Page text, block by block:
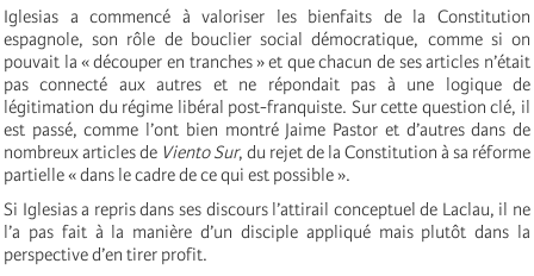
Iglesias a commencé à valoriser les bienfaits de la Constitution
espagnole, son rôle de bouclier social démocratique, comme si on
pouvait la « découper en tranches » et que chacun de ses articles n’était
pas connecté aux autres et ne répondait pas à une logique de
légitimation du régime libéral post-franquiste. Sur cette question clé, il
est passé, comme l’ont bien montré Jaime Pastor et d’autres dans de
nombreux articles de Viento Sur, du rejet de la Constitution à sa réforme
partielle « dans le cadre de ce qui est possible ».
Si Iglesias a repris dans ses discours l’attirail conceptuel de Laclau, il ne
l’a pas fait à la manière d’un disciple appliqué mais plutôt dans la
perspective d’en tirer profit.